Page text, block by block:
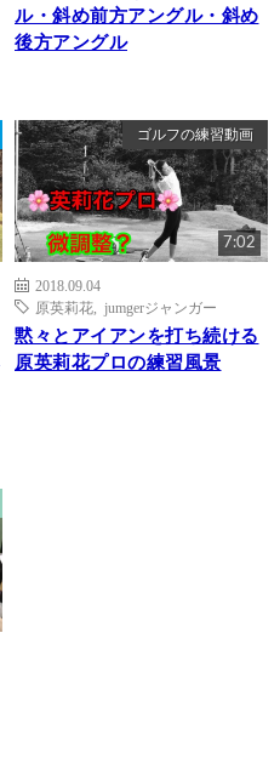
ル・斜め前方アングル・斜め
後方アングル
ゴルフの練習動画
7:02
2018.09.04
原英莉花
jumgerジャンガー
黙々とアイアンを打ち続ける
原英莉花プロの練習風景